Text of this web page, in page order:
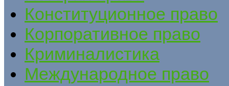
Конституционное право
Корпоративное право
Криминалистика
Международное право